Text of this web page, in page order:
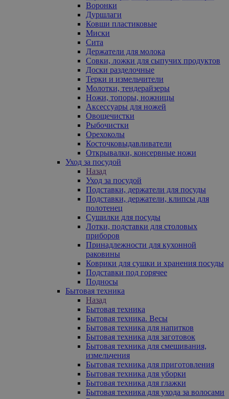
Воронки
Дуршлаги
Ковши пластиковые
Миски
Сита
Держатели для молока
Совки, ложки для сыпучих продуктов
Доски разделочные
Терки и измельчители
Молотки, тендерайзеры
Ножи, топоры, ножницы
Аксессуары для ножей
Овощечистки
Рыбочистки
Орехоколы
Косточковыдавливатели
Открывалки, консервные ножи
Уход за посудой
Назад
Уход за посудой
Подставки, держатели для посуды
Подставки, держатели, клипсы для
полотенец
Сушилки для посуды
Лотки, подставки для столовых
приборов
Принадлежности для кухонной
раковины
Коврики для сушки и хранения посуды
Подставки под горячее
Подносы
Бытовая техника
Назад
Бытовая техника
Бытовая техника. Весы
Бытовая техника для напитков
Бытовая техника для заготовок
Бытовая техника для смешивания,
измельчения
Бытовая техника для приготовления
Бытовая техника для уборки
Бытовая техника для глажки
Бытовая техника для ухода за волосами